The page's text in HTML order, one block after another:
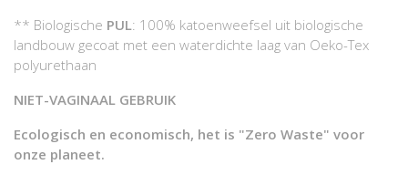
** Biologische PUL: 100% katoenweefsel uit biologische
landbouw gecoat met een waterdichte laag van Oeko-Tex
polyurethaan
NIET-VAGINAAL GEBRUIK
Ecologisch en economisch, het is "Zero Waste" voor
onze planeet.